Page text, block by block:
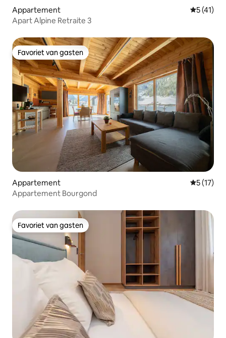
Appartement
5 (41)
Apart Alpine Retraite 3
Favoriet van gasten
Favoriet van gasten
Appartement
5 (17)
Appartement Bourgond
Favoriet van gasten
Favoriet van gasten